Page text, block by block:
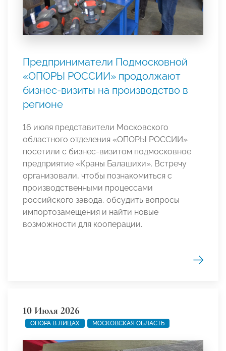
Предприниматели Подмосковной
«ОПОРЫ РОССИИ» продолжают
бизнес-визиты на производство в
регионе
16 июля представители Московского
областного отделения «ОПОРЫ РОССИИ»
посетили с бизнес-визитом подмосковное
предприятие «Краны Балашихи». Встречу
организовали, чтобы познакомиться с
производственными процессами
российского завода, обсудить вопросы
импортозамещения и найти новые
возможности для кооперации.
10 Июля 2026
ОПОРА В ЛИЦАХ МОСКОВСКАЯ ОБЛАСТЬ